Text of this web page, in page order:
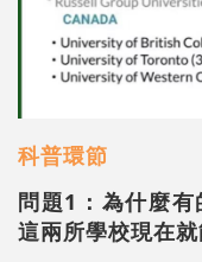
科普環節
問題1：為什麼
這兩所學校現在